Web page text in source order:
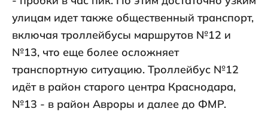
улицам идет также общественный транспорт,
включая троллейбусы маршрутов №12 и
№13, что еще более осложняет
транспортную ситуацию. Троллейбус №12
идёт в район старого центра Краснодара,
№13 - в район Авроры и далее до ФМР.